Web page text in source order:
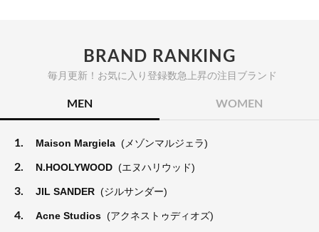
BRAND RANKING
毎月更新！お気に入り登録数急上昇の注目ブランド
MEN WOMEN
1. Maison Margiela (メゾンマルジェラ)
2. N.HOOLYWOOD (エヌハリウッド)
3. JIL SANDER (ジルサンダー)
4. Acne Studios (アクネストゥディオズ)